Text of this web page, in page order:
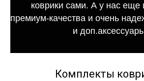
коврики сами. А у нас еще
премиум-качества и очень
и
Комплекты